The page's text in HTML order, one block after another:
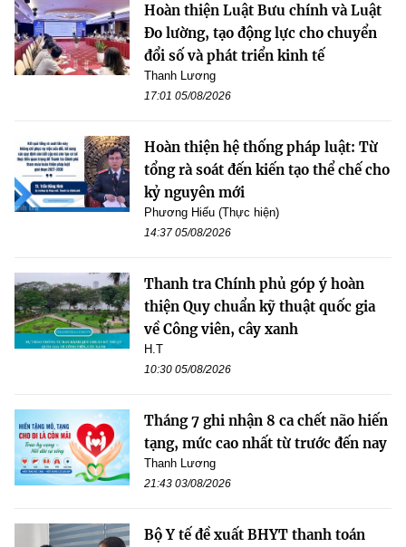
Hoàn thiện Luật Bưu chính và Luật
Đo lường, tạo động lực cho chuyển
đổi số và phát triển kinh tế
Thanh Lương
17:01 05/08/2026
Hoàn thiện hệ thống pháp luật: Từ
tổng rà soát đến kiến tạo thể chế cho
kỷ nguyên mới
Phương Hiếu (Thực hiện)
14:37 05/08/2026
Thanh tra Chính phủ góp ý hoàn
thiện Quy chuẩn kỹ thuật quốc gia
về Công viên, cây xanh
H.T
10:30 05/08/2026
Tháng 7 ghi nhận 8 ca chết não hiến
tạng, mức cao nhất từ trước đến nay
Thanh Lương
21:43 03/08/2026
Bộ Y tế đề xuất BHYT thanh toán